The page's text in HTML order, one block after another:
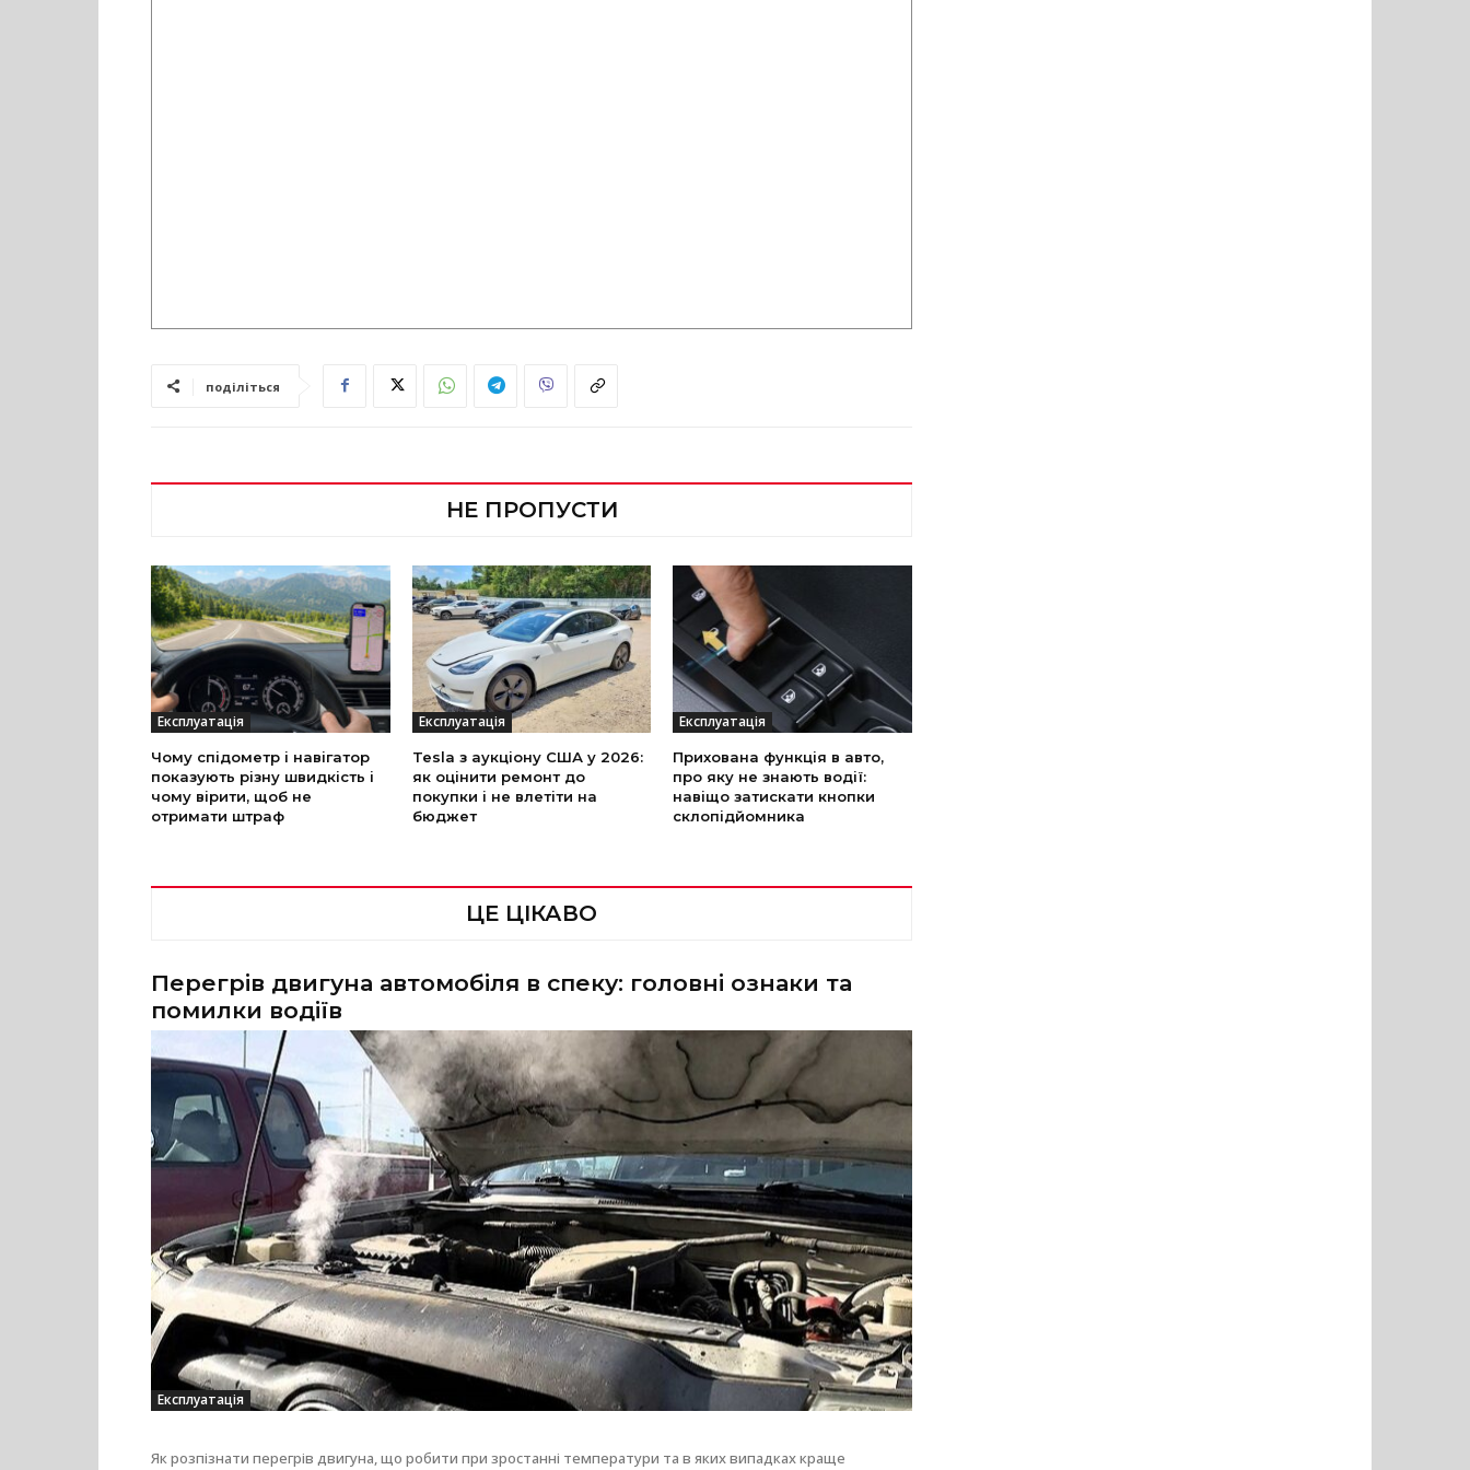
поділіться
НЕ ПРОПУСТИ
Експлуатація
Чому спідометр і навігатор
показують різну швидкість і
чому вірити, щоб не
отримати штраф
Експлуатація
Tesla з аукціону США у 2026:
як оцінити ремонт до
покупки і не влетіти на
бюджет
Експлуатація
Прихована функція в авто,
про яку не знають водії:
навіщо затискати кнопки
склопідйомника
ЦЕ ЦІКАВО
Перегрів двигуна автомобіля в спеку: головні ознаки та
помилки водіїв
Експлуатація
Як розпізнати перегрів двигуна, що робити при зростанні температури та в яких випадках краще